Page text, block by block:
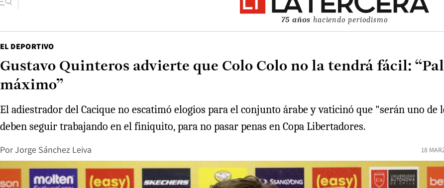
75 años haciendo periodismo
EL DEPORTIVO
Gustavo Quinteros advierte que Colo Colo no la tendrá fácil:
máximo”
El adiestrador del Cacique no escatimó elogios para el conjunto árabe y vaticinó que "serán uno
deben seguir trabajando en el finiquito, para no pasar penas en Copa Libertadores.
PorJorge Sánchez Leiva 18